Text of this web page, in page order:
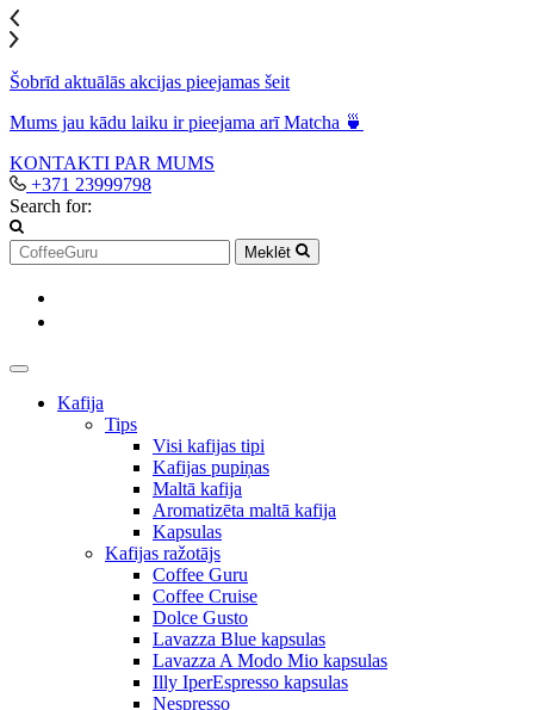
Šobrīd aktuālās akcijas pieejamas šeit
Mums jau kādu laiku ir pieejama arī Matcha 🍵
KONTAKTI PAR MUMS
+371 23999798
Search for:
Meklēt
Kafija
Tips
Visi kafijas tipi
Kafijas pupiņas
Maltā kafija
Aromatizēta maltā kafija
Kapsulas
Kafijas ražotājs
Coffee Guru
Coffee Cruise
Dolce Gusto
Lavazza Blue kapsulas
Lavazza A Modo Mio kapsulas
Illy IperEspresso kapsulas
Nespresso